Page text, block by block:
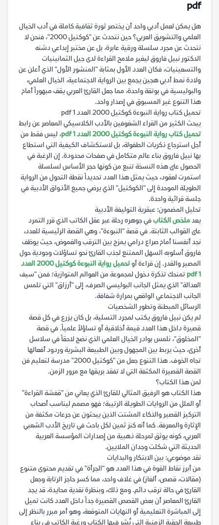
pdf
هل يمكن لعمل أدبي واحد أن يختصر ثورة ثقافية كاملة في أدب الخيال
العلمي والتشويق العربي؟ حين نتحدث عن "كوكتيل 2000"، فنحن لا
نتحدث عن مجرد سلسلة ورقية عابرة، بل عن مختبر إبداعي دشنه
الدكتور نبيل فاروق ليغير ملامح القراءة لدى جيل الثمانينيات
والتسعينيات، فكان العدد الأول بمثابة "المنشور الأول" الذي أعلن عن
ولادة نمط أدبي هجين يجمع بين الرواية الاجتماعية، الخيال العلمي،
والبوليسية في بوتقة واحدة، مما جعل القارئ العربي يقف مبهوراً أمام
هذا التنوع غير المسبوق في إصدار واحد.
تحميل كتاب رواية النبوءة كوكتيل 2000 العدد 1 pdf
يبحث الكثير من القراء الشغوفين بالأدب الكلاسيكي المعاصر عن رابط
تحميل كتاب رواية النبوءة كوكتيل 2000 العدد 1 pdf
، ليس فقط من
أجل استرجاع ذكريات الطفولة، بل لاستكشاف الكيفية التي استطاع
بها نبيل فاروق بناء عالم متكامل في صفحات محدودة. إن الرغبة في
الحصول على هذه النسخة تنبع من كونها حجر الأساس لسلسلة
استمرت لعقود، حيث يمثل هذا العدد تحديداً نقطة التحول من الرواية
الطويلة الموحدة إلى "الكوكتيل" الذي يرضي جميع الأذواق الأدبية في
جلسة قرائية واحدة.
تحليل المضمون: عبقرية التوليفة الأدبية
يعدملخص الكتابفي جوهره رحلة عبر عقل الكاتب الذي قرر التمرد
على القوالب الثابتة. في قصة "النبوءة"، وهي القصة الرئيسية للعدد،
نجد أنفسنا أمام صراع درامي يمزج بين الترقب والغموض، حيث يوظف
فاروق أسلوبه السهل الممتنع لجذب القارئ نحو تساؤلات وجودية حول
المصير والقدر. إن قراءة أو
تحميل رواية النبوءة كوكتيل 2000 العدد
1 pdf
تمنحك تذكرة دخول لمجموعة من العوالم المتوازية؛ فمن "سيف
العدالة" الذي يمثل الجانب البوليسي الصرف، إلى "أرزاق" التي تلمس
الجانب الاجتماعي الواقعي بمرارة شفافة.
الرسائل المبطنة وتطور الشخصيات
لم يكن نبيل فاروق يكتب لمجرد التسلية، بل كان يزرع في كل قصة
قصيرة داخل هذا العدد قيمة أخلاقية أو تساؤلاً علمياً. في قصة
"المخلوق"، نلمس بوادر الخيال العلمي الذي نضج لاحقاً في سلاسل
أخرى، حيث يربط بين المجهول وبين الطبيعة البشرية وردود أفعالها
تجاه الخوف. هذا التنوع جعل من "كوكتيل 2000" مدرسة لتعليم فن
القصة القصيرة المكثفة التي لا تفقد بريقها مع مرور الزمن.
لمن هذا الكتاب؟
هذا الكتاب هو الرفيق المثالي للقارئ الذي يعاني من "قفشة القراءة"
أو الملل من الروايات الطويلة الرتيبة؛ فهو مصمم ليناسب أصحاب
التركيز القصير والذكاء المشتت الذين يبحثون عن جرعات مكثفة من
الإثارة والمعرفة. كما أنه كنز ثمين لكل باحث في تاريخ الأدب الشعبي
العربي، كونه يوثق لمرحلة ذهبية من إصدارات المؤسسة العربية
الحديثة التي شكلت وجدان الملايين.
نقد موضوعي: بين الابتكار والبدايات
من أبرز نقاط القوة في هذا العدد هو "الجرأة" في تقديم محتوى متنوع
(مقالات، قصص، ألغاز) في غلاف واحد، مما كسر حاجز الرتابة وجعل
القارئ في حالة ترقب دائم. ومع ذلك، وبنظرة نقدية محايدة، قد يجد
القارئ المعاصر أن بعض القصص القصيرة جداً داخل العدد كانت تميل
إلى المباشرة التعليمية أو النهايات المتوقعة، وهو أمر مبرر بالنظر إلى
طبيعة الحقبة الزمنية التي نُشر فيها الكتاب ورغبة الكاتب في بناء